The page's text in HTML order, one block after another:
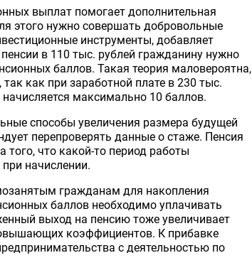
выплат помогает дополнительная
этого нужно совершать добровольные
инструменты, добавляет
в 110 тыс. рублей гражданину нужно
баллов. Такая теория маловероятна,
как при заработной плате в 230 тыс.
максимально 10 баллов.
способы увеличения размера будущей
перепроверять данные о стаже. Пенсия
того, что какой-то период работы
начислении.
гражданам для накопления
баллов необходимо уплачивать
выход на пенсию тоже увеличивает
коэффициентов. К прибавке
с деятельностью по